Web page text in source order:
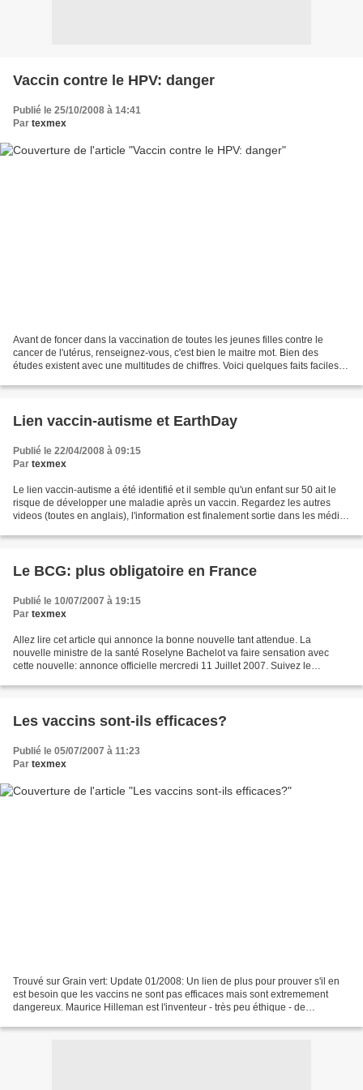
Vaccin contre le HPV: danger
Publié le 25/10/2008 à 14:41
Par texmex
Avant de foncer dans la vaccination de toutes les jeunes filles contre le
cancer de l'utérus, renseignez-vous, c'est bien le maitre mot. Bien des
études existent avec une multitudes de chiffres. Voici quelques faits faciles à
Lien vaccin-autisme et EarthDay
Publié le 22/04/2008 à 09:15
Par texmex
Le lien vaccin-autisme a été identifié et il semble qu'un enfant sur 50 ait le
risque de développer une maladie après un vaccin. Regardez les autres
videos (toutes en anglais), l'information est finalement sortie dans les médias
Le BCG: plus obligatoire en France
Publié le 10/07/2007 à 19:15
Par texmex
Allez lire cet article qui annonce la bonne nouvelle tant attendue. La
nouvelle ministre de la santé Roselyne Bachelot va faire sensation avec
cette nouvelle: annonce officielle mercredi 11 Juillet 2007. Suivez le
Les vaccins sont-ils efficaces?
Publié le 05/07/2007 à 11:23
Par texmex
Trouvé sur Grain vert: Update 01/2008: Un lien de plus pour prouver s'il en
est besoin que les vaccins ne sont pas efficaces mais sont extremement
dangereux. Maurice Hilleman est l'inventeur - très peu éthique - de